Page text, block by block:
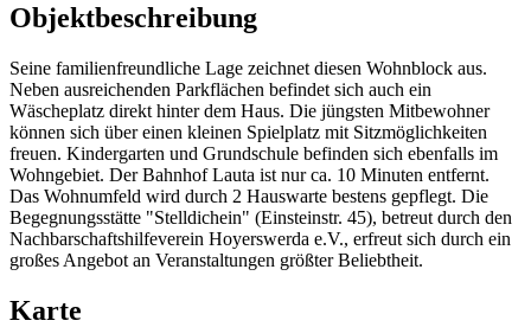
Objektbeschreibung
Seine familienfreundliche Lage zeichnet diesen Wohnblock aus.
Neben ausreichenden Parkflächen befindet sich auch ein
Wäscheplatz direkt hinter dem Haus. Die jüngsten Mitbewohner
können sich über einen kleinen Spielplatz mit Sitzmöglichkeiten
freuen. Kindergarten und Grundschule befinden sich ebenfalls im
Wohngebiet. Der Bahnhof Lauta ist nur ca. 10 Minuten entfernt.
Das Wohnumfeld wird durch 2 Hauswarte bestens gepflegt. Die
Begegnungsstätte "Stelldichein" (Einsteinstr. 45), betreut durch den
Nachbarschaftshilfeverein Hoyerswerda e.V., erfreut sich durch ein
großes Angebot an Veranstaltungen größter Beliebtheit.
Karte